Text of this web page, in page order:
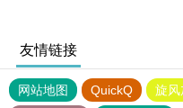
友情链接
网站地图 QuickQ 旋风